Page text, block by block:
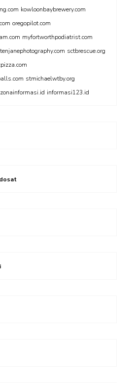
kowloonbaybrewery.com
oregopilot.com
myfortworthpodiatrist.com
sctbrescue.org
stmichaelwtby.org
zonainformasi.id informasi123.id